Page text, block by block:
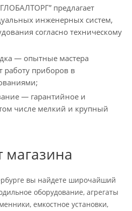
предлагает
инженерных систем,
согласно техническому
— опытные мастера
работу приборов в
— гарантийное и
числе мелкий и крупный
магазина
вы найдете широчайший
оборудование, агрегаты
емкостное установки,